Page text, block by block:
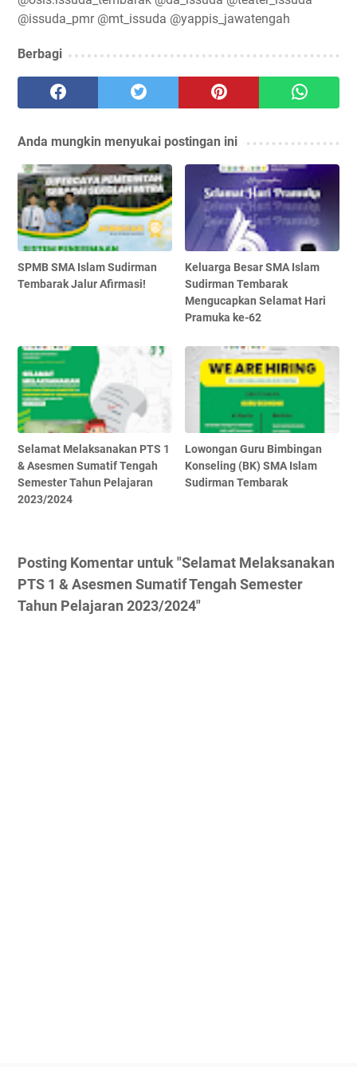
@issuda_pmr @mt_issuda @yappis_jawatengah
Berbagi
Anda mungkin menyukai postingan ini
SPMB SMA Islam Sudirman
Tembarak Jalur Afirmasi!
Keluarga Besar SMA Islam
Sudirman Tembarak
Mengucapkan Selamat Hari
Pramuka ke-62
Selamat Melaksanakan PTS 1
& Asesmen Sumatif Tengah
Semester Tahun Pelajaran
2023/2024
Lowongan Guru Bimbingan
Konseling (BK) SMA Islam
Sudirman Tembarak
Posting Komentar untuk "Selamat Melaksanakan
PTS 1 & Asesmen Sumatif Tengah Semester
Tahun Pelajaran 2023/2024"